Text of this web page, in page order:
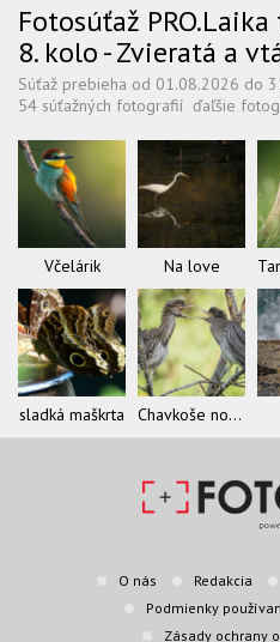
Fotosúťaž
8. kolo - Zvieratá a
Súťaž prebieha od 01.08.2026 do
54 súťažných fotografií ďaľšie
Včelárik Na love
sladká maškrta Chavkoše nočné
O nás Redakcia
Podmienky
Zásady ochrany